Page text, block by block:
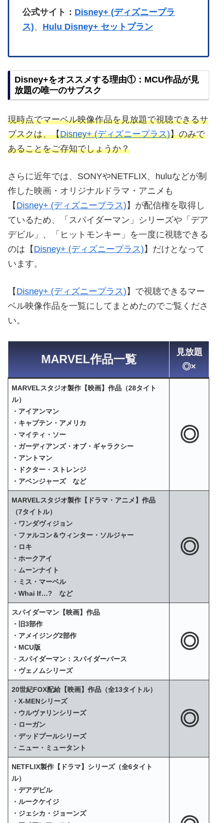
公式サイト： Disney+ (ディズニープラ
ス)、 Hulu Disney+ セットプラン
Disney+をオススメする理由①：MCU作品が見
放題の唯一のサブスク
現時点でマーベル映像作品を見放題で視聴できるサ
ブスクは、【Disney+ (ディズニープラス)】のみで
あることをご存知でしょうか？
さらに近年では、SONYやNETFLIX、huluなどが制
作した映画・オリジナルドラマ・アニメも
【 Disney+ (ディズニープラス) 】が配信権を取得し
ているため、「スパイダーマン」シリーズや「デア
デビル」、「ヒットモンキー」を一度に視聴できる
のは【 Disney+ (ディズニープラス) 】だけとなって
います。
【 Disney+ (ディズニープラス) 】で視聴できるマー
ベル映像作品を一覧にしてまとめたのでご覧くださ
い。
MARVEL作品一覧
見放題
◎×
MARVELスタジオ製作【映画】作品（28タイト
ル）
・アイアンマン
・キャプテン・アメリカ
・マイティ・ソー
・ガーディアンズ・オブ・ギャラクシー
・アントマン
・ドクター・ストレンジ
・アベンジャーズ など
◎
MARVELスタジオ製作【ドラマ・アニメ】作品
（7タイトル）
・ワンダヴィジョン
・ファルコン＆ウィンター・ソルジャー
・ロキ
・ホークアイ
・ ムーンナイト
・ミス・マーベル
・Whai If…? など
◎
スパイダーマン【映画】作品
・旧3部作
・アメイジング2部作
・MCU版
・ スパイダーマン：スパイダーバース
・ヴェノムシリーズ
◎
20世紀FOX配給【映画】作品（全13タイトル）
・X‐MENシリーズ
・ウルヴァリンシリーズ
・ローガン
・デッドプールシリーズ
・ニュー・ミュータント
◎
NETFLIX製作【ドラマ】シリーズ（全6タイト
ル）
・デアデビル
・ルークケイジ
・ジェシカ・ジョーンズ